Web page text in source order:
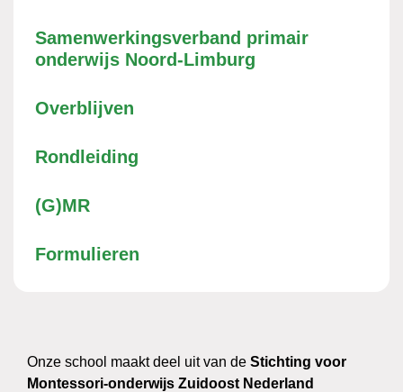
Samenwerkingsverband primair
onderwijs Noord-Limburg
Overblijven
Rondleiding
(G)MR
Formulieren
Onze school maakt deel uit van de Stichting voor
Montessori-onderwijs Zuidoost Nederland